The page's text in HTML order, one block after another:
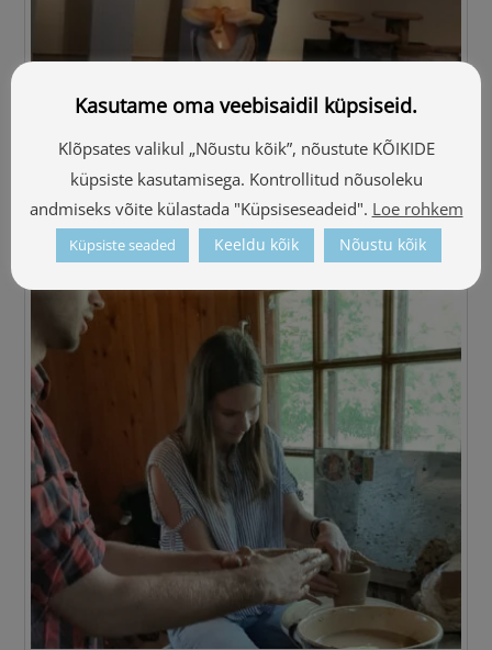
Puidutöömeister Harijs Stradiņš
Kasutame oma veebisaidil küpsiseid.
Klõpsates valikul „Nõustu kõik”, nõustute KÕIKIDE
küpsiste kasutamisega. Kontrollitud nõusoleku
andmiseks võite külastada "Küpsiseseadeid". Loe rohkem
Küpsiste seaded Keeldu kõik Nõustu kõik